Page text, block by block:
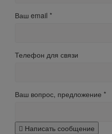
Ваш email *
Телефон для связи
Ваш вопрос, предложение *
Написать сообщение